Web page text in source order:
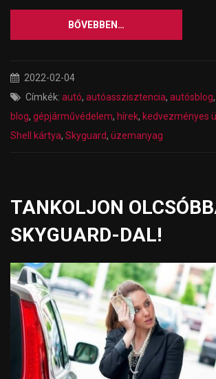
BŐVEBBEN…
2022-02-04
Címkék: autó, autóasszisztencia, autósblog,
blog, gépjárművédelem, hírek, kedvezményes
Shell kártya, Skyguard, üzemanyag
TANKOLJON
SKYGUARD-DAL!